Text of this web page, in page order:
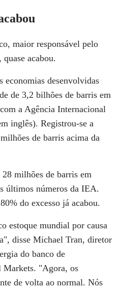
maior responsável pelo
acabou.
economias desenvolvidas
de 3,2 bilhões de barris em
a Agência Internacional
inglês). Registrou-se a
de barris acima da
28 milhões de barris em
últimos números da IEA.
do excesso já acabou.
estoque mundial por causa
disse Michael Tran, diretor
do banco de
Markets. "Agora, os
de volta ao normal. Nós